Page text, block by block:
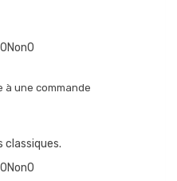
0Non0
à une commande
classiques.
0Non0